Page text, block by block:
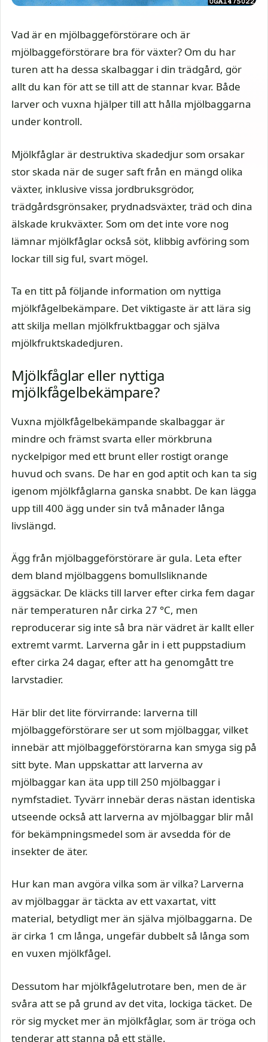
Vad är en mjölbaggeförstörare och är
mjölbaggeförstörare bra för växter? Om du har
turen att ha dessa skalbaggar i din trädgård, gör
allt du kan för att se till att de stannar kvar. Både
larver och vuxna hjälper till att hålla mjölbaggarna
under kontroll.
Mjölkfåglar är destruktiva skadedjur som orsakar
stor skada när de suger saft från en mängd olika
växter, inklusive vissa jordbruksgrödor,
trädgårdsgrönsaker, prydnadsväxter, träd och dina
älskade krukväxter. Som om det inte vore nog
lämnar mjölkfåglar också söt, klibbig avföring som
lockar till sig ful, svart mögel.
Ta en titt på följande information om nyttiga
mjölkfågelbekämpare. Det viktigaste är att lära sig
att skilja mellan mjölkfruktbaggar och själva
mjölkfruktskadedjuren.
Mjölkfåglar eller nyttiga
mjölkfågelbekämpare?
Vuxna mjölkfågelbekämpande skalbaggar är
mindre och främst svarta eller mörkbruna
nyckelpigor med ett brunt eller rostigt orange
huvud och svans. De har en god aptit och kan ta sig
igenom mjölkfåglarna ganska snabbt. De kan lägga
upp till 400 ägg under sin två månader långa
livslängd.
Ägg från mjölbaggeförstörare är gula. Leta efter
dem bland mjölbaggens bomullsliknande
äggsäckar. De kläcks till larver efter cirka fem dagar
när temperaturen når cirka 27 °C, men
reproducerar sig inte så bra när vädret är kallt eller
extremt varmt. Larverna går in i ett puppstadium
efter cirka 24 dagar, efter att ha genomgått tre
larvstadier.
Här blir det lite förvirrande: larverna till
mjölbaggeförstörare ser ut som mjölbaggar, vilket
innebär att mjölbaggeförstörarna kan smyga sig på
sitt byte. Man uppskattar att larverna av
mjölbaggar kan äta upp till 250 mjölbaggar i
nymfstadiet. Tyvärr innebär deras nästan identiska
utseende också att larverna av mjölbaggar blir mål
för bekämpningsmedel som är avsedda för de
insekter de äter.
Hur kan man avgöra vilka som är vilka? Larverna
av mjölbaggar är täckta av ett vaxartat, vitt
material, betydligt mer än själva mjölbaggarna. De
är cirka 1 cm långa, ungefär dubbelt så långa som
en vuxen mjölkfågel.
Dessutom har mjölkfågelutrotare ben, men de är
svåra att se på grund av det vita, lockiga täcket. De
rör sig mycket mer än mjölkfåglar, som är tröga och
tenderar att stanna på ett ställe.